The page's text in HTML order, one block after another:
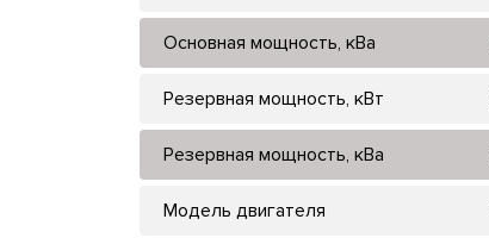
Основная мощность, кВа
Резервная мощность, кВт
Резервная мощность, кВа
Модель двигателя